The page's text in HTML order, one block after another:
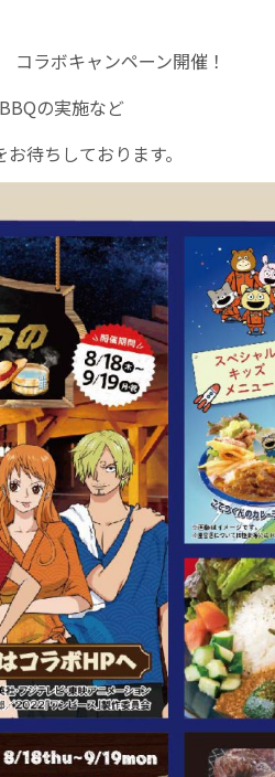
ラボキャンペーン開催！
の実施など
待ちしております。